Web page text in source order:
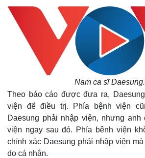
Nam ca sĩ Daesung.
Theo báo cáo được đưa ra,
viện để điều trị. Phía bệnh viện
Daesung phải nhập viện, nhưng
viện ngay sau đó. Phía bênh viện
chính xác Daesung phải nhập viện
do cá nhân.